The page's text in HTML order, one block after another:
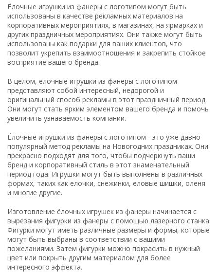
Ёлочные игрушки из фанеры с логотипом могут быть
использованы в качестве рекламных материалов на
корпоративных мероприятиях, в магазинах, на ярмарках и
других праздничных мероприятиях. Они также могут быть
использованы как подарки для ваших клиентов, что
позволит укрепить взаимоотношения и закрепить стойкое
восприятие вашего бренда.
В целом, ёлочные игрушки из фанеры с логотипом
представляют собой интересный, недорогой и
оригинальный способ рекламы в этот праздничный период.
Они могут стать ярким элементом вашего бренда и помочь
увеличить узнаваемость компании.
Ёлочные игрушки из фанеры с логотипом - это уже давно
популярный метод рекламы на Новогодних праздниках. Они
прекрасно подходят для того, чтобы подчеркнуть ваши
бренд и корпоративный стиль в этот знаменательный
период года. Игрушки могут быть выполнены в различных
формах, таких как елочки, снежинки, еловые шишки, оленя
и многие другие.
Изготовление ёлочных игрушек из фанеры начинается с
вырезания фигурки из фанеры с помощью лазерного станка.
Фигурки могут иметь различные размеры и формы, которые
могут быть выбраны в соответствии с вашими
пожеланиями. Затем фигурки можно покрасить в нужный
цвет или покрыть другим материалом для более
интересного эффекта.